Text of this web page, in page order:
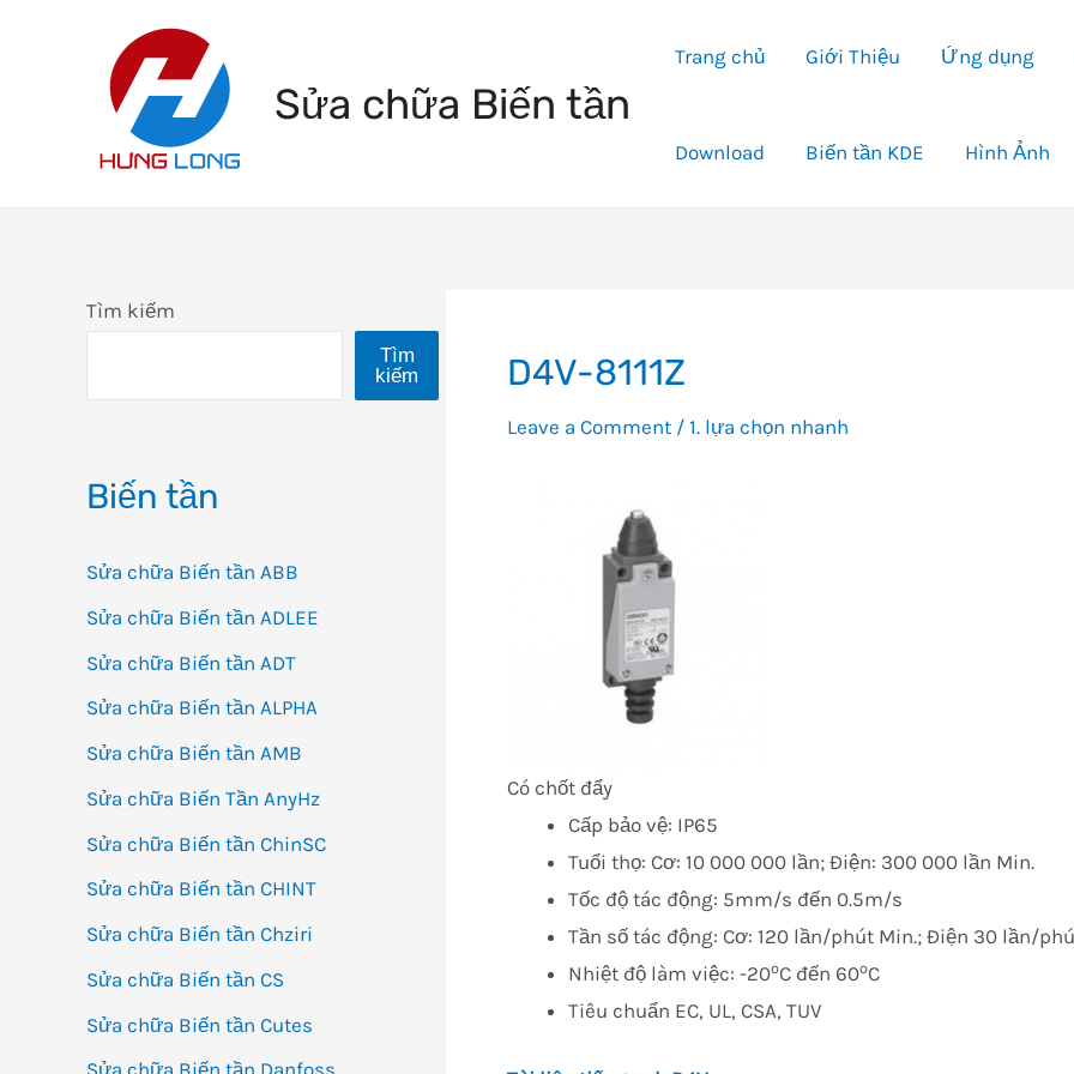
Sửa chữa Biến tần
Trang chủ Giới Thiệu Ứng dụng
Download Biến tần KDE Hình Ảnh
Tìm kiếm
Tìm
kiếm
Biến tần
Sửa chữa Biến tần ABB
Sửa chữa Biến tần ADLEE
Sửa chữa Biến tần ADT
Sửa chữa Biến tần ALPHA
Sửa chữa Biến tần AMB
Sửa chữa Biến Tần AnyHz
Sửa chữa Biến tần ChinSC
Sửa chữa Biến tần CHINT
Sửa chữa Biến tần Chziri
Sửa chữa Biến tần CS
Sửa chữa Biến tần Cutes
D4V-8111Z
Leave a Comment / 1. lựa chọn nhanh
Có chốt đẩy
Cấp bảo vệ: IP65
Tuổi thọ: Cơ: 10 000 000 lần; Điện: 300 000 lần Min.
Tốc độ tác động: 5mm/s đến 0.5m/s
Tần số tác động: Cơ: 120 lần/phút Min.; Điện 30 lần/
Nhiệt độ làm việc: -20oC đến 60oC
Tiêu chuẩn EC, UL, CSA, TUV